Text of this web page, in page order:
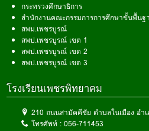
กระทรวงศึกษาธิการ
สำนักงานคณะกรรมการการศึกษาขั้นพื้นฐ
สพม.เพชรบูรณ์
สพป.เพชรบูรณ์ เขต 1
สพป.เพชรบูรณ์ เขต 2
สพป.เพชรบูรณ์ เขต 3
โรงเรียนเพชรพิทยาคม
210 ถนนสามัคคีชัย ตำบลในเมือง อำ
โทรศัพท์ :056-711453